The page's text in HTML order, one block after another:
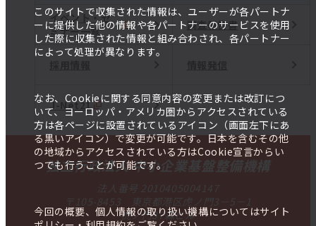
このサイトで収集された情報は、ユーザーが各パートナ
ーに提供した他の情報や各パートナーのサービスを使用
した際に収集された情報と組み合わされ、各パートナー
によって処理が異なります。
なお、Cookieに関する同意内容の変更または改訂につ
いて、ヨーロッパ・アメリカ圏からアクセスされている
方は各ページに設置されているアイコン（画面左下にあ
る黒いアイコン）で変更が可能です。日本を含むその他
の地域からアクセスされている方はCookie宣言からい
つでも行うことが可能です。
今回の概要、個人情報の取り扱い機構についてはサイト
イベント・セ
ミナー一覧
調査報告書
J-Net21
独立行政法人 中小企業基盤整備機構
法人番号 2010405004147
〒105-8453 東京都港区虎ノ門3－5－1
虎ノ門37森ビル